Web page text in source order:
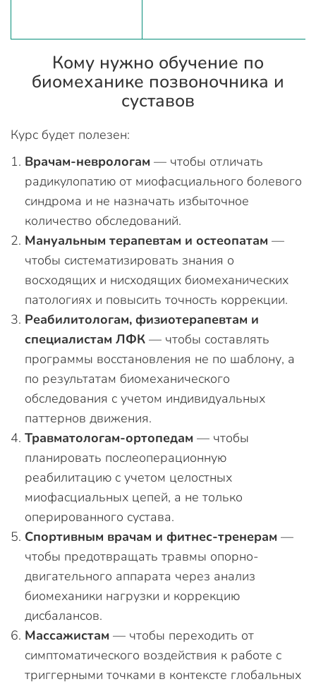
Кому нужно обучение по
биомеханике позвоночника и
суставов
Курс будет полезен:
Врачам-неврологам — чтобы отличать
радикулопатию от миофасциального болевого
синдрома и не назначать избыточное
количество обследований.
Мануальным терапевтам и остеопатам —
чтобы систематизировать знания о
восходящих и нисходящих биомеханических
патологиях и повысить точность коррекции.
Реабилитологам, физиотерапевтам и
специалистам ЛФК — чтобы составлять
программы восстановления не по шаблону, а
по результатам биомеханического
обследования с учетом индивидуальных
паттернов движения.
Травматологам-ортопедам — чтобы
планировать послеоперационную
реабилитацию с учетом целостных
миофасциальных цепей, а не только
оперированного сустава.
Спортивным врачам и фитнес-тренерам —
чтобы предотвращать травмы опорно-
двигательного аппарата через анализ
биомеханики нагрузки и коррекцию
дисбалансов.
Массажистам — чтобы переходить от
симптоматического воздействия к работе с
триггерными точками в контексте глобальных